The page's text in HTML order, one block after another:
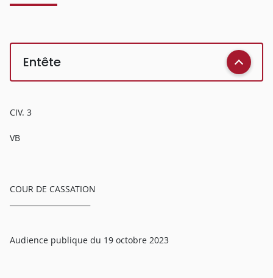
Entête
CIV. 3
VB
COUR DE CASSATION
Audience publique du 19 octobre 2023